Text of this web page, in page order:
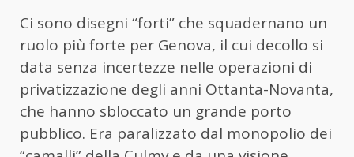
Ci sono disegni “forti” che squadernano un
ruolo più forte per Genova, il cui decollo si
data senza incertezze nelle operazioni di
privatizzazione degli anni Ottanta-Novanta,
che hanno sbloccato un grande porto
pubblico. Era paralizzato dal monopolio dei